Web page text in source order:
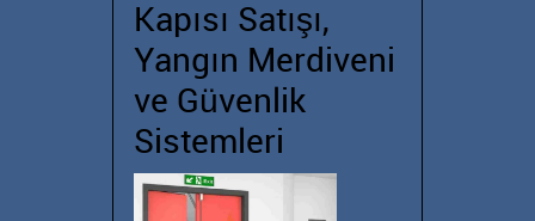
Kapısı Satışı,
Yangın Merdiveni
ve Güvenlik
Sistemleri